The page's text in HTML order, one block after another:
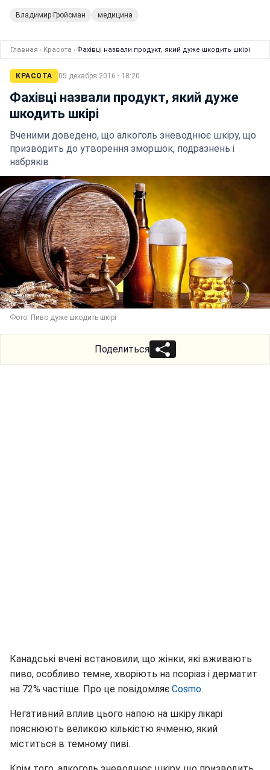
Владимир Гройсман медицина
Главная › Красота › Фахівці назвали продукт, який дуже шкодить шкірі
КРАСОТА 05 декабря 2016 · 18:20
Фахівці назвали продукт, який дуже
шкодить шкірі
Вченими доведено, що алкоголь зневоднює шкіру, що
призводить до утворення зморшок, подразнень і
набряків
Фото: Пиво дуже шкодить шкірі
Поделиться
Канадські вчені встановили, що жінки, які вживають
пиво, особливо темне, хворіють на псоріаз і дерматит
на 72% частіше. Про це повідомляє Cosmo.
Негативний вплив цього напою на шкіру лікарі
пояснюють великою кількістю ячменю, який
міститься в темному пиві.